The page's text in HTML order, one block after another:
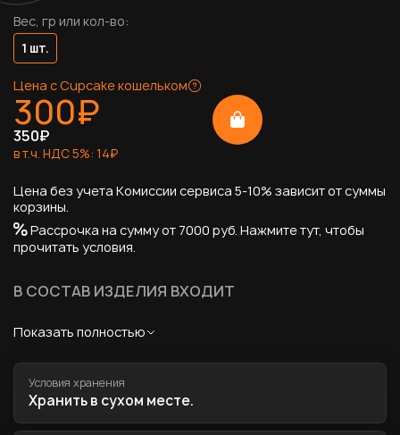
Вес, гр или кол-во:
1 шт.
Цена с Cupcake кошельком
300₽
350₽
в т.ч. НДС5%: 14₽
Цена без учета Комиссии сервиса 5-10% зависит от суммы
корзины.
Рассрочка на сумму от 7000 руб. Нажмите тут, чтобы
прочитать условия.
В СОСТАВ ИЗДЕЛИЯ ВХОДИТ
Условия хранения
Хранить в сухом месте.